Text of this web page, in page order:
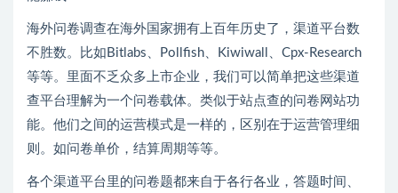
海外问卷调查在海外国家拥有上百年历史了，渠道平台数
不胜数。比如Bitlabs、Pollfish、Kiwiwall、Cpx-Research
等等。里面不乏众多上市企业，我们可以简单把这些渠道
查平台理解为一个问卷载体。类似于站点查的问卷网站功
能。他们之间的运营模式是一样的，区别在于运营管理细
则。如问卷单价，结算周期等等。
各个渠道平台里的问卷题都来自于各行各业，答题时间、